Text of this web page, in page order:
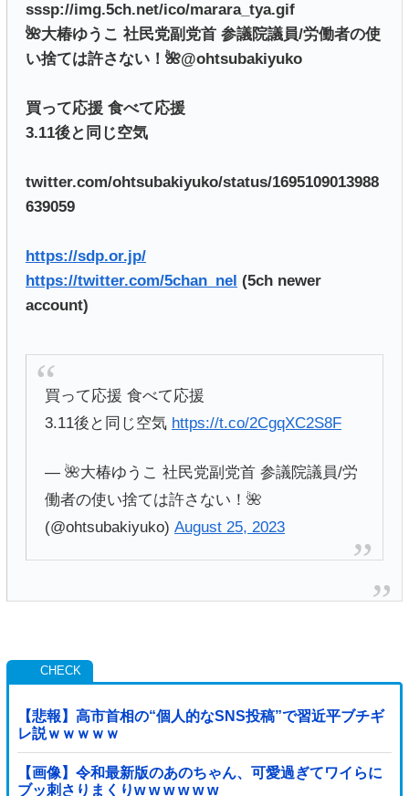
sssp://img.5ch.net/ico/marara_tya.gif
🌺大椿ゆうこ 社民党副党首 参議院議員/労働者の使
い捨ては許さない！🌺@ohtsubakiyuko
買って応援 食べて応援
3.11後と同じ空気
twitter.com/ohtsubakiyuko/status/1695109013988
639059
https://sdp.or.jp/
https://twitter.com/5chan_nel (5ch newer
account)
買って応援 食べて応援
3.11後と同じ空気 https://t.co/2CgqXC2S8F
— 🌺大椿ゆうこ 社民党副党首 参議院議員/労
働者の使い捨ては許さない！🌺
(@ohtsubakiyuko) August 25, 2023
【悲報】高市首相の“個人的なSNS投稿”で習近平ブチギ
レ説ｗｗｗｗｗ
【画像】令和最新版のあのちゃん、可愛過ぎてワイらに
ブッ刺さりまくりw w w w w w